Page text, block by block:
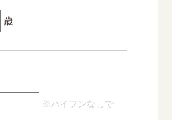
歳
※ハイフンなしで